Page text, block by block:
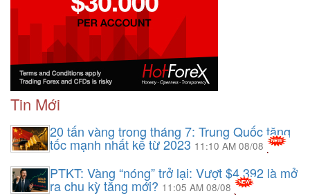
Tin Mới
20 tấn vàng trong tháng 7: Trung Quốc tăng
tốc mạnh nhất kể từ 2023 11:10 AM 08/08
PTKT: Vàng “nóng” trở lại: Vượt $4.392 là mở
ra chu kỳ tăng mới? 11:05 AM 08/08